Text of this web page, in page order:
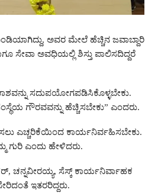
ಅವರ ಮೇಲೆ ಹೆಚ್ಚಿನ ಜವಾಬ್ದಾರಿ
ಸೇವಾ ಅವಧಿಯಲ್ಲಿ ಶಿಸ್ತು ಪಾಲಿಸದಿದ್ದರೆ
ಸದುಪಯೋಗಪಡಿಸಿಕೊಳ್ಳಬೇಕು.
ಗೌರವವನ್ನು ಹೆಚ್ಚಿಸಬೇಕು” ಎಂದರು.
ಎಚ್ಚರಿಕೆಯಿಂದ ಕಾರ್ಯನಿರ್ವಹಿಸಬೇಕು.
ಗುರಿ ಎಂದು ಹೇಳಿದರು.
ಸೆಸ್ಕ್ ಕಾರ್ಯನಿರ್ವಾಹಕ
ಇತರರಿದ್ದರು.